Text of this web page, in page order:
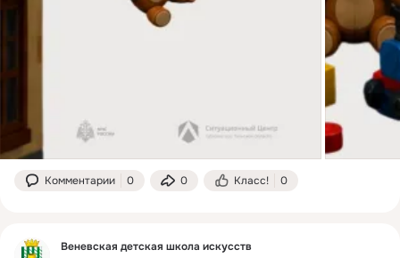
Комментарии 0 0 Класс! 0
Веневская детская школа искусств